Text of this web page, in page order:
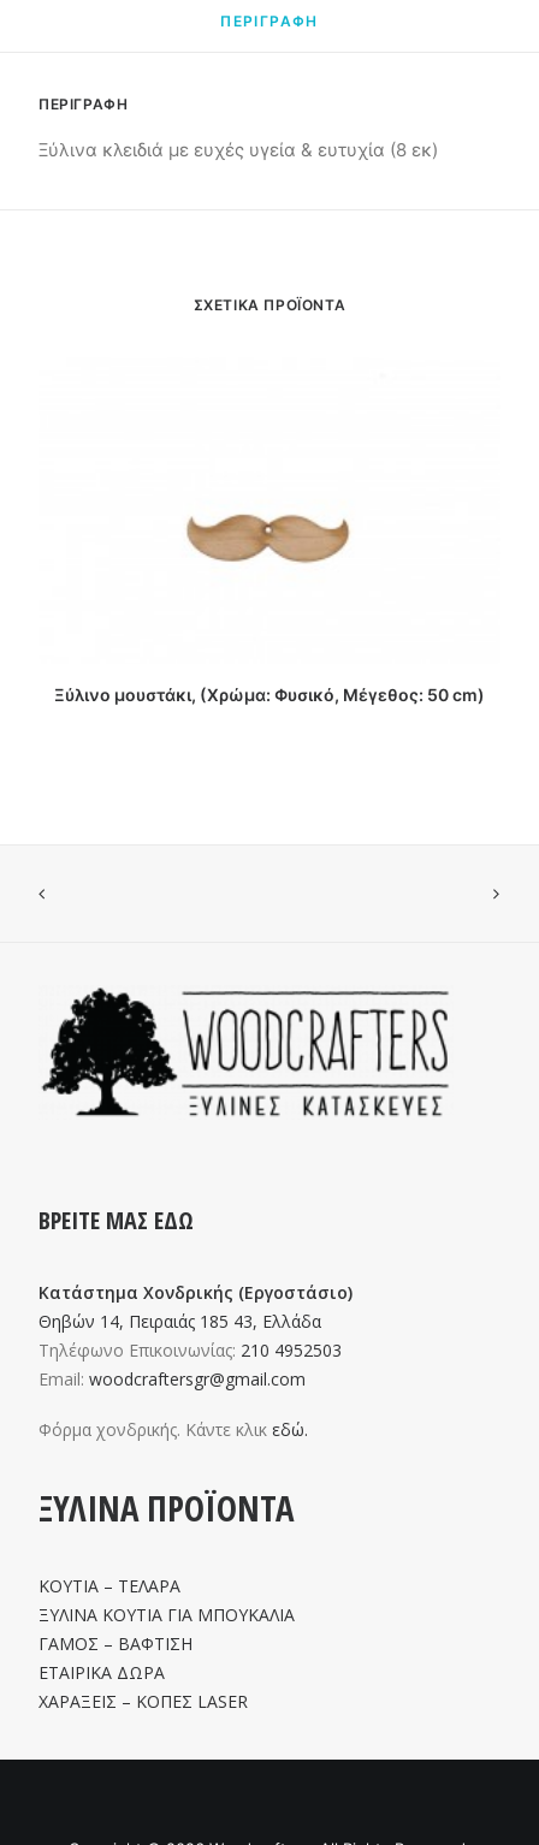
ΠΕΡΙΓΡΑΦΗ
ΠΕΡΙΓΡΑΦΗ
Ξύλινα κλειδιά με ευχές υγεία & ευτυχία (8 εκ)
ΣΧΕΤΙΚΑ ΠΡΟΪΟΝΤΑ
ΔΙΑΒΑΣΤΕ ΠΕΡΙΣΣΟΤΕΡΑ
Ξύλινο μουστάκι, (Χρώμα: Φυσικό, Μέγεθος: 50 cm)
ΒΡΕΙΤΕ ΜΑΣ ΕΔΩ
Κατάστημα Χονδρικής (Εργοστάσιο)
Θηβών 14, Πειραιάς 185 43, Ελλάδα
Τηλέφωνο Επικοινωνίας: 210 4952503
Email: woodcraftersgr@gmail.com
Φόρμα χονδρικής. Κάντε κλικ εδώ.
ΞΥΛΙΝΑ ΠΡΟΪΟΝΤΑ
ΚΟΥΤΙΑ – ΤΕΛΑΡΑ
ΞΥΛΙΝΑ ΚΟΥΤΙΑ ΓΙΑ ΜΠΟΥΚΑΛΙΑ
ΓΑΜΟΣ – ΒΑΦΤΙΣΗ
ΕΤΑΙΡΙΚΑ ΔΩΡΑ
ΧΑΡΑΞΕΙΣ – ΚΟΠΕΣ LASER